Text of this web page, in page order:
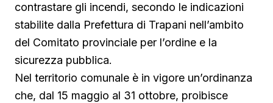
contrastare gli incendi, secondo le indicazioni
stabilite dalla Prefettura di Trapani nell’ambito
del Comitato provinciale per l’ordine e la
sicurezza pubblica.
Nel territorio comunale è in vigore un’ordinanza
che, dal 15 maggio al 31 ottobre, proibisce